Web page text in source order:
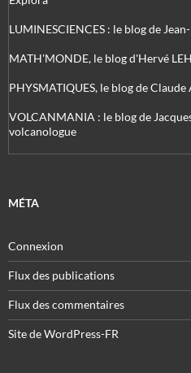
LUMINESCIENCES : le blog de
MATH'MONDE, le blog d'Hervé
PHYSMATIQUES, le blog de
VOLCANMANIA : le blog de
volcanologue
MÉTA
Connexion
Flux des publications
Flux des commentaires
Site de WordPress-FR